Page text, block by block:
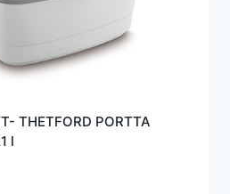
THETFORD PORTTA
l